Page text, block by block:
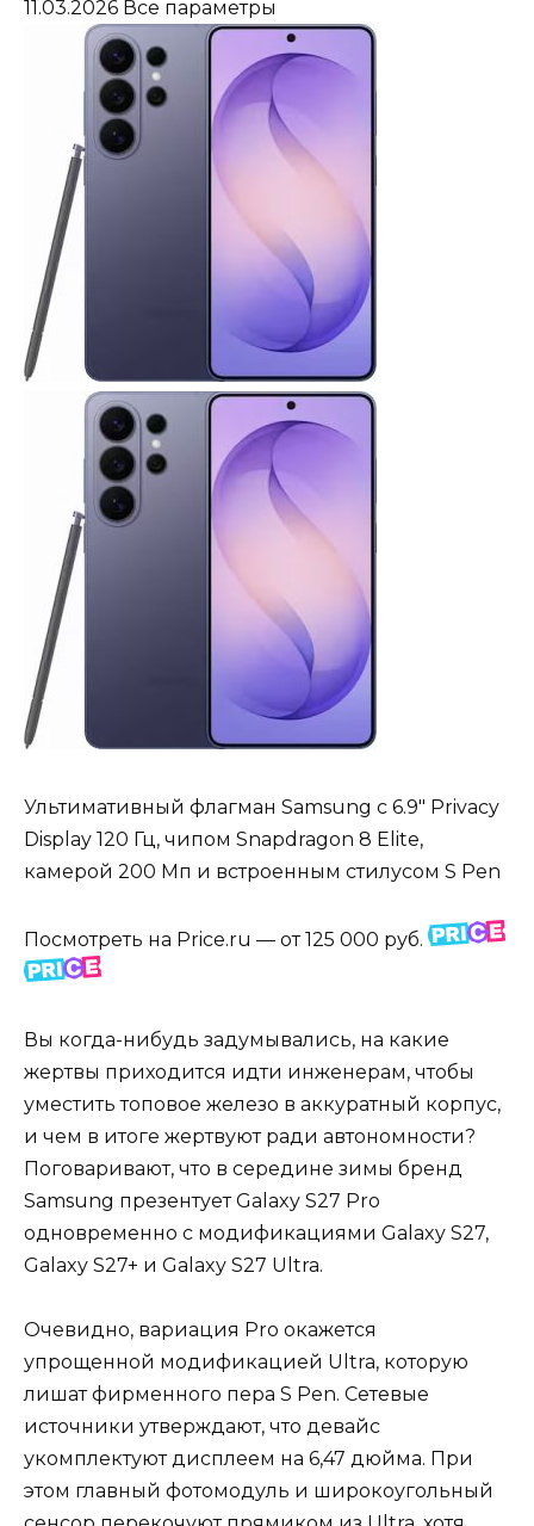
11.03.2026 Все параметры
Ультимативный флагман Samsung с 6.9″ Privacy
Display 120 Гц, чипом Snapdragon 8 Elite,
камерой 200 Мп и встроенным стилусом S Pen
Посмотреть на Price.ru — от 125 000 руб.
Вы когда-нибудь задумывались, на какие
жертвы приходится идти инженерам, чтобы
уместить топовое железо в аккуратный корпус,
и чем в итоге жертвуют ради автономности?
Поговаривают, что в середине зимы бренд
Samsung презентует Galaxy S27 Pro
одновременно с модификациями Galaxy S27,
Galaxy S27+ и Galaxy S27 Ultra.
Очевидно, вариация Pro окажется
упрощенной модификацией Ultra, которую
лишат фирменного пера S Pen. Сетевые
источники утверждают, что девайс
укомплектуют дисплеем на 6,47 дюйма. При
этом главный фотомодуль и широкоугольный